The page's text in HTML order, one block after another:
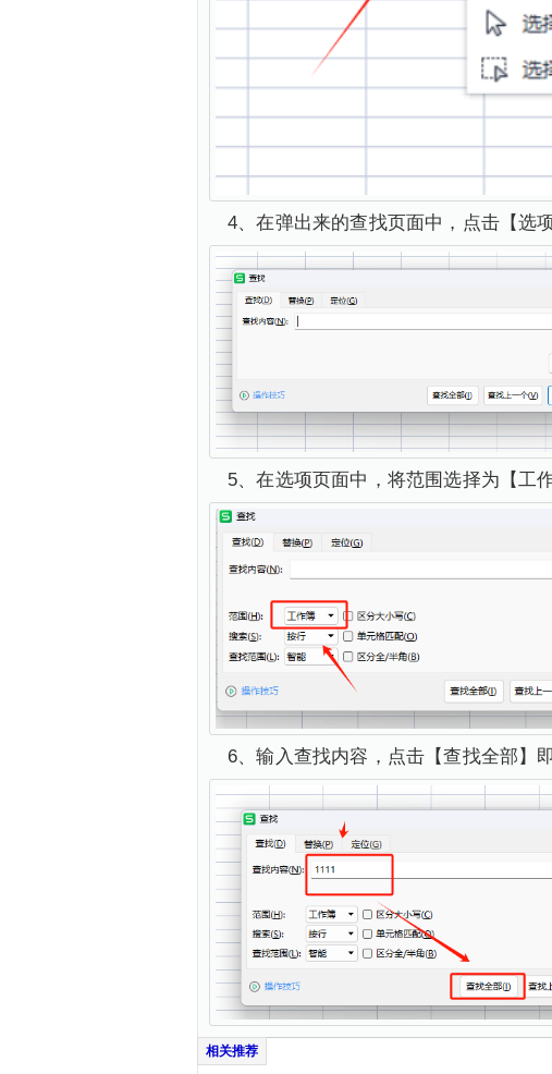
4、在弹出来的查找页面中，点击【选项
5、在选项页面中，将范围选择为【工作
6、输入查找内容，点击【查找全部】即